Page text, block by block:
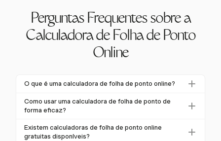
Perguntas Frequentes sobre a
Calculadora de Folha de Ponto
Online
O que é uma calculadora de folha de ponto online?
Uma calculadora de folha de ponto online é uma
ferramenta digital que calcula automaticamente o
extras, com base nos horários de entrada e saída. Ela
Como usar uma calculadora de folha de ponto de
forma eficaz?
Para usar uma calculadora de folha de ponto de
forma eficaz, insira os horários de início e fim, inclua
Existem calculadoras de folha de ponto online
gratuitas disponíveis?